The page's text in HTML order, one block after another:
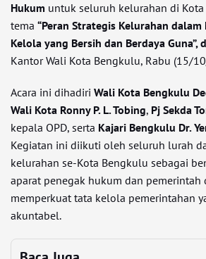
Hukum untuk seluruh kelurahan di
tema “Peran Strategis Kelurahan
Kelola yang Bersih dan Berdaya Guna”,
Kantor Wali Kota Bengkulu, Rabu (15/
Acara ini dihadiri Wali Kota Bengkulu
Wali Kota Ronny P. L. Tobing, Pj Sekda
kepala OPD, serta Kajari Bengkulu Dr.
Kegiatan ini diikuti oleh seluruh lurah
kelurahan se-Kota Bengkulu sebagai
aparat penegak hukum dan pemerintah
memperkuat tata kelola pemerintahan
akuntabel.